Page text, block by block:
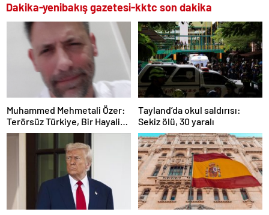
Dakika-yenibakış gazetesi-kktc son dakika
Muhammed Mehmetali Özer:
Terörsüz Türkiye, Bir Hayalin
Değil, Bir Zorunluluğun Adı
Tayland’da okul saldırısı:
Sekiz ölü, 30 yaralı